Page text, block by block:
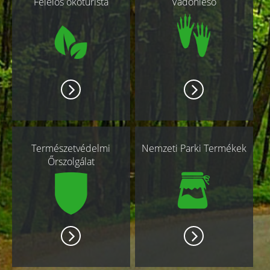
oldalak
Természetvédelmi
Őrszolgálat
Nemzeti Parki Termékek